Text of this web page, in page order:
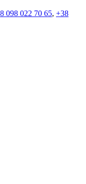
098 022 70 65, +38